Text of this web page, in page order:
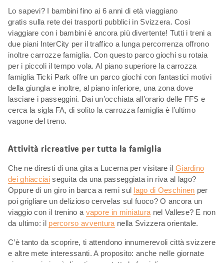
Lo sapevi? I bambini fino ai 6 anni di età viaggiano
gratis sulla rete dei trasporti pubblici in Svizzera. Così
viaggiare con i bambini è ancora più divertente! Tutti i treni a
due piani InterCity per il traffico a lunga percorrenza offrono
inoltre carrozze famiglia. Con questo parco giochi su rotaia
per i piccoli il tempo vola. Al piano superiore la carrozza
famiglia Ticki Park offre un parco giochi con fantastici motivi
della giungla e inoltre, al piano inferiore, una zona dove
lasciare i passeggini. Dai un’occhiata all’orario delle FFS e
cerca la sigla FA, di solito la carrozza famiglia è l’ultimo
vagone del treno.
Attività ricreative per tutta la famiglia
Che ne diresti di una gita a Lucerna per visitare il Giardino
dei ghiacciaiseguita da una passeggiata in riva al lago?
Oppure di un giro in barca a remi sul lago di Oeschinen per
poi grigliare un delizioso cervelas sul fuoco? O ancora un
viaggio con il trenino a vapore in miniatura nel Vallese? E non
da ultimo: il percorso avventura nella Svizzera orientale.
C’è tanto da scoprire, ti attendono innumerevoli città svizzere
e altre mete interessanti. A proposito: anche nelle giornate